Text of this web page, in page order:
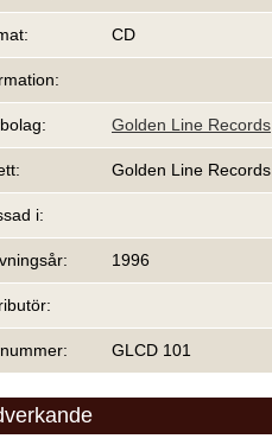
CD
Golden Line Records
Golden Line Records
i:
1996
GLCD 101